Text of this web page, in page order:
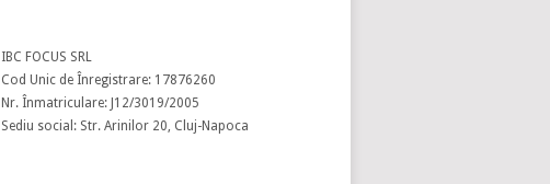
IBC FOCUS SRL
Cod Unic de Înregistrare: 17876260
Nr. Înmatriculare: J12/3019/2005
Sediu social: Str. Arinilor 20, Cluj-Napoca